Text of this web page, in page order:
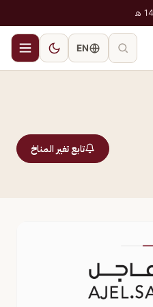
EN
تابع تغير المناخ